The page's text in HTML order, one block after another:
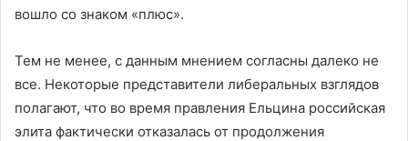
вошло со знаком «плюс».
Тем не менее, с данным мнением согласны далеко не
все. Некоторые представители либеральных взглядов
полагают, что во время правления Ельцина российская
элита фактически отказалась от продолжения